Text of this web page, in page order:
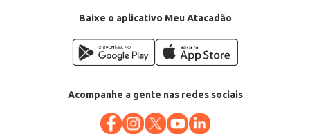
Baixe o aplicativo Meu Atacadão
Acompanhe a gente nas redes sociais